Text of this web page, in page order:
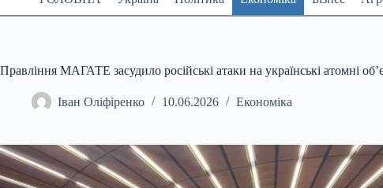
Правління МАГАТЕ засудило російські атаки на українські атомні
Іван Оліфіренко 10.06.2026 Економіка